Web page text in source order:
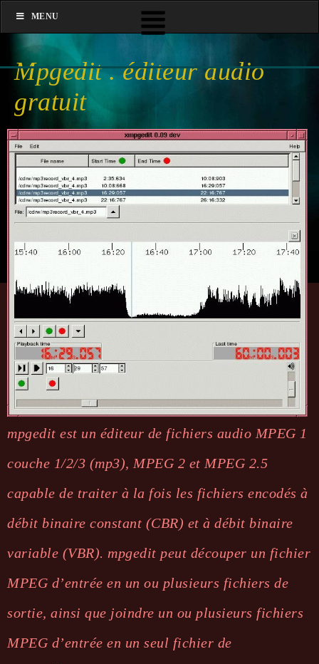
Mpgedit . éditeur audio
gratuit
mpgedit est un éditeur de fichiers audio MPEG 1
couche 1/2/3 (mp3), MPEG 2 et MPEG 2.5
capable de traiter à la fois les fichiers encodés à
débit binaire constant (CBR) et à débit binaire
variable (VBR). mpgedit peut découper un fichier
MPEG d’entrée en un ou plusieurs fichiers de
sortie, ainsi que joindre un ou plusieurs fichiers
MPEG d’entrée en un seul fichier de
MENU